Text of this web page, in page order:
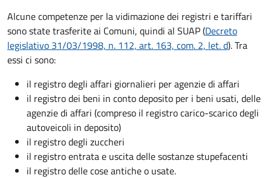
Alcune competenze per la vidimazione dei registri e tariffari
sono state trasferite ai Comuni, quindi al SUAP (Decreto
legislativo 31/03/1998, n. 112, art. 163, com. 2, let. d). Tra
essi ci sono:
il registro degli affari giornalieri per agenzie di affari
il registro dei beni in conto deposito per i beni usati, delle
agenzie di affari (compreso il registro carico-scarico degli
autoveicoli in deposito)
il registro degli zuccheri
il registro entrata e uscita delle sostanze stupefacenti
il registro delle cose antiche o usate.